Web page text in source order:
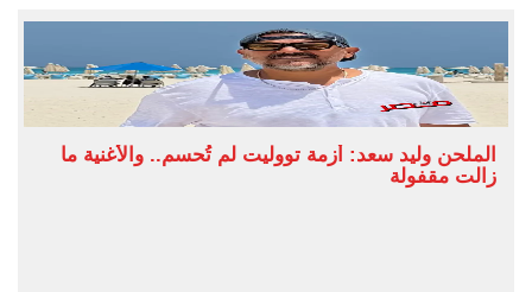
الملحن وليد سعد: أزمة تووليت لم تُحسم.. والأغنية ما
زالت مقفولة